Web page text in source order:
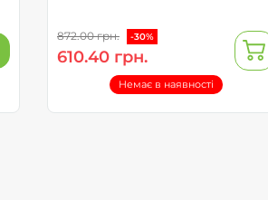
872.00 грн. -30%
610.40 грн.
Немає в наявності